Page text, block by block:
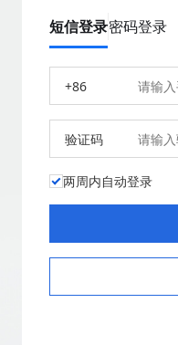
短信登录密码登录
+86
验证码
两周内自动登录